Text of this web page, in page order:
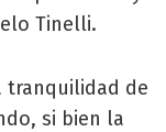
Tinelli.
tranquilidad de
si bien la